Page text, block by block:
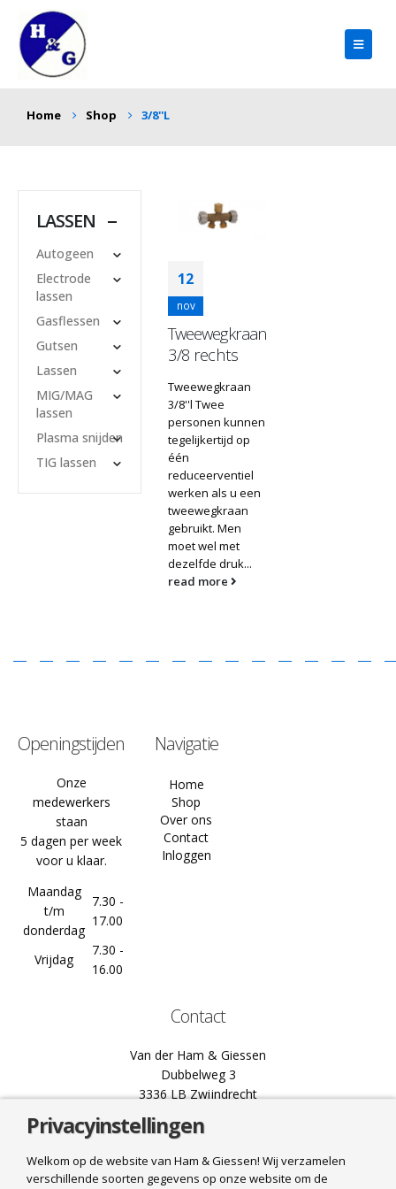
Home Shop 3/8''L
12
nov
Tweewegkraan
3/8 rechts
Tweewegkraan
3/8''l Twee
personen kunnen
tegelijkertijd op
één
reduceerventiel
werken als u een
tweewegkraan
gebruikt. Men
moet wel met
dezelfde druk...
read more
LASSEN
Autogeen
Electrode
lassen
Gasflessen
Gutsen
Lassen
MIG/MAG
lassen
Plasma snijden
TIG lassen
Openingstijden
Onze
medewerkers
staan
5 dagen per week
voor u klaar.
Maandag
t/m
donderdag
7.30 -
17.00
Vrijdag
7.30 -
16.00
Navigatie
Home
Shop
Over ons
Contact
Inloggen
Contact
Van der Ham & Giessen
Dubbelweg 3
3336 LB Zwijndrecht
078 61 02 444
info@hamgiessen.nl
Bel ons
Privacyinstellingen
Welkom op de website van Ham & Giessen! Wij verzamelen
verschillende soorten gegevens op onze website om de